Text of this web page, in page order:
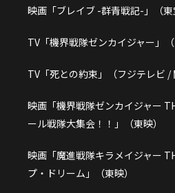
映画「ブレイブ -群青戦記-」（東
TV「機界戦隊ゼンカイジャー」（
TV「死との約束」（フジテレビ /
映画「機界戦隊ゼンカイジャー
ール戦隊大集会！！」（東映）
映画「魔進戦隊キラメイジャー
プ・ドリーム」（東映）